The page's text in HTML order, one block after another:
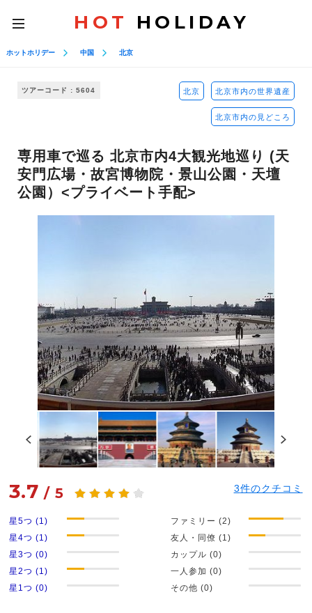
toggle
navigation
HOT HOLIDAY
ホットホリデー 中国 北京
ツアーコード : 5604 北京 北京市内の世界遺産
北京市内の見どころ
専用車で巡る 北京市内4大観光地巡り (天
安門広場・故宮博物院・景山公園・天壇
公園）<プライベート手配>
3.7 /5 3件のクチコミ
星5つ (1)
星4つ (1)
星3つ (0)
星2つ (1)
星1つ (0)
ファミリー (2)
友人・同僚 (1)
カップル (0)
一人参加 (0)
その他 (0)